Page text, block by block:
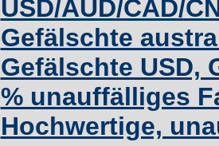
USD/AUD/CAD/
Gefälschte
Gefälschte USD,
% unauffälliges
Hochwertige,